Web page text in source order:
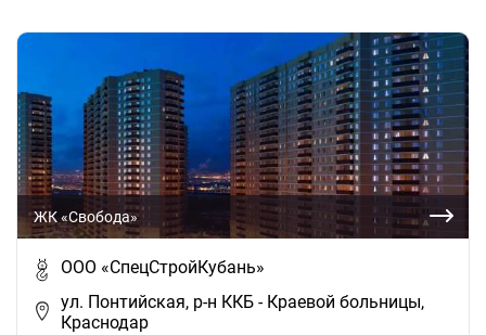
ЖК «Свобода»
ООО «СпецСтройКубань»
ул. Понтийская, р-н ККБ - Краевой больницы,
Краснодар